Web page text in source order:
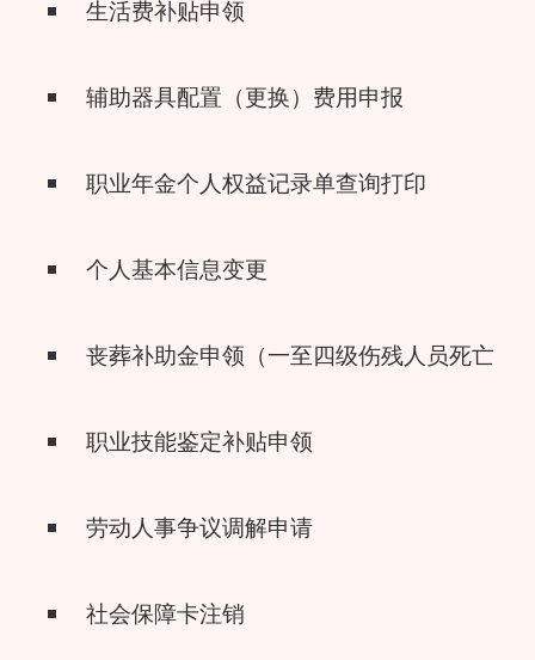
生活费补贴申领
辅助器具配置（更换）费用申报
职业年金个人权益记录单查询打印
个人基本信息变更
丧葬补助金申领（一至四级伤残人员死亡）
职业技能鉴定补贴申领
劳动人事争议调解申请
社会保障卡注销